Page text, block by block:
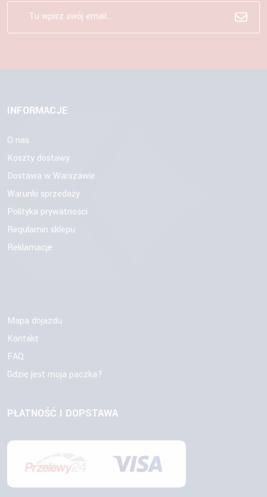
INFORMACJE
O nas
Koszty dostawy
Dostawa w Warszawie
Warunki sprzedaży
Polityka prywatności
Regulamin sklepu
Reklamacje
Mapa dojazdu
Kontakt
FAQ
Gdzie jest moja paczka?
PŁATNOŚĆ I DOPSTAWA